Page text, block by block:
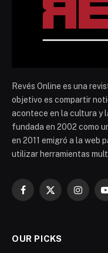
Revés Online es una
objetivo es compartir
acontece en la cultura y
fundada en 2002 como
en 2011 emigró a la web
utilizar herramientas
Facebook
X
OUR PICKS